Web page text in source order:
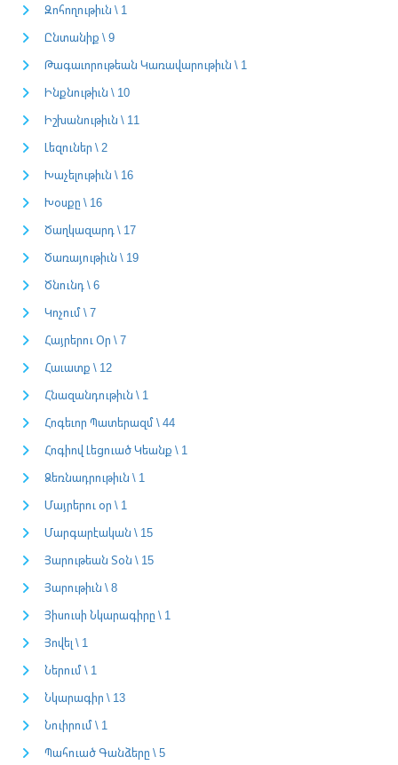
Զոհողութիւն \ 1
Ընտանիք \ 9
Թագաւորութեան Կառավարութիւն \ 1
Ինքնութիւն \ 10
Իշխանութիւն \ 11
Լեզուներ \ 2
Խաչելութիւն \ 16
Խօսքը \ 16
Ծաղկազարդ \ 17
Ծառայութիւն \ 19
Ծնունդ \ 6
Կոչում \ 7
Հայրերու Օր \ 7
Հաւատք \ 12
Հնազանդութիւն \ 1
Հոգեւոր Պատերազմ \ 44
Հոգիով Լեցուած Կեանք \ 1
Ձեռնադրութիւն \ 1
Մայրերու օր \ 1
Մարգարէական \ 15
Յարութեան Տօն \ 15
Յարութիւն \ 8
Յիսուսի Նկարագիրը \ 1
Յովել \ 1
Ներում \ 1
Նկարագիր \ 13
Նուիրում \ 1
Պահուած Գանձերը \ 5